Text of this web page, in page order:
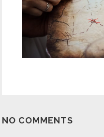
NO COMMENTS